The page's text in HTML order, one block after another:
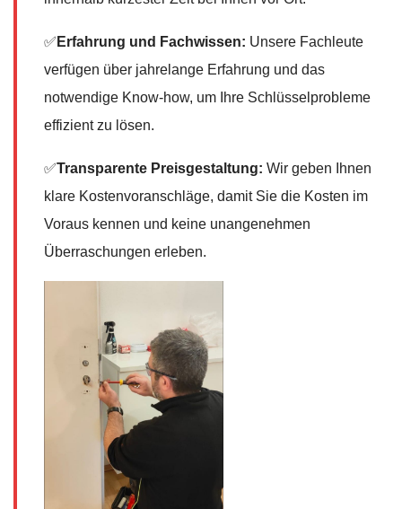
✅ Erfahrung und Fachwissen: Unsere Fachleute
verfügen über jahrelange Erfahrung und das
notwendige Know-how, um Ihre Schlüsselprobleme
effizient zu lösen.
✅Transparente Preisgestaltung: Wir geben Ihnen
klare Kostenvoranschläge, damit Sie die Kosten im
Voraus kennen und keine unangenehmen
Überraschungen erleben.